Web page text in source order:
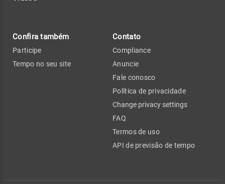
Confira também
Participe
Tempo no seu site
Contato
Compliance
Anuncie
Fale conosco
Política de privacidade
Change privacy settings
FAQ
Termos de uso
API de previsão de tempo